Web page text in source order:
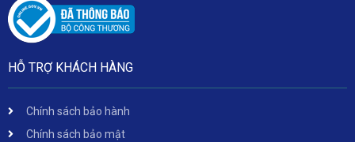
HỖ TRỢ KHÁCH HÀNG
Chính sách bảo hành
Chính sách bảo mật